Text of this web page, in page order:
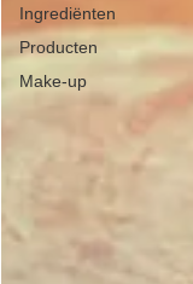
Ingrediënten
Producten
Make-up